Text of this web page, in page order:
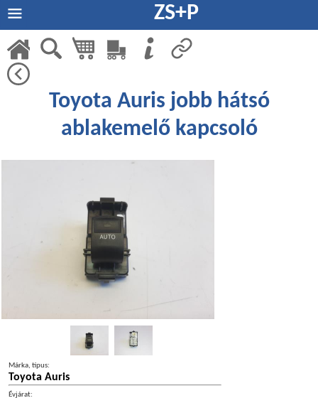
ZS+P
Toyota Auris jobb hátsó
ablakemelő kapcsoló
Márka, típus:
Toyota Auris
Évjárat: